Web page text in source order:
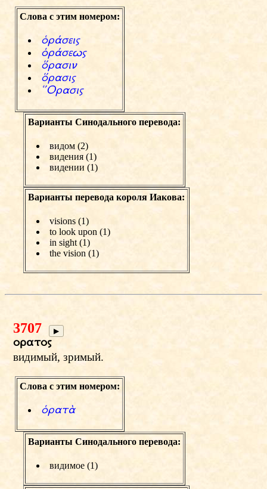
Слова с этим номером:
хr‹seiw
хr‹sevw
чrasin
чrasiw
†Orasiw
Варианты Синодального перевода:
видом (2)
видения (1)
видении (1)
Варианты перевода короля Иакова:
visions (1)
to look upon (1)
in sight (1)
the vision (1)
3707 ▶
oratow
видимый, зримый.
Слова с этим номером:
хratЊ
Варианты Синодального перевода:
видимое (1)